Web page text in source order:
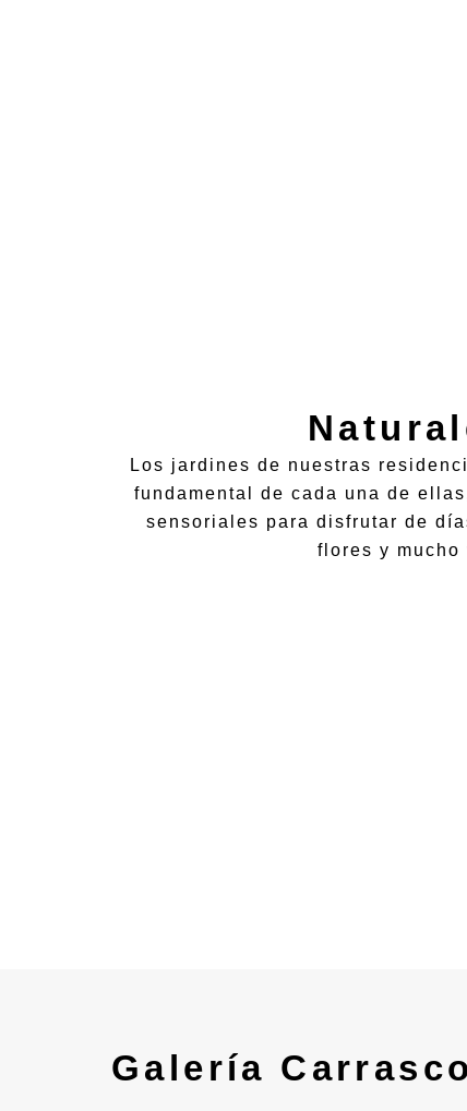
Los jardines de nuestras
fundamental de cada una de
sensoriales para disfrutar de
flores y mucho
Galería Carrasco